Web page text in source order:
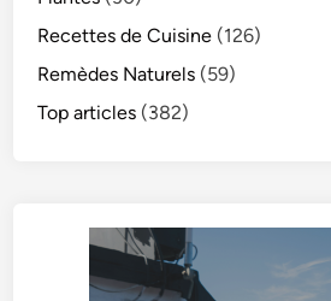
Recettes de Cuisine (126)
Remèdes Naturels (59)
Top articles (382)